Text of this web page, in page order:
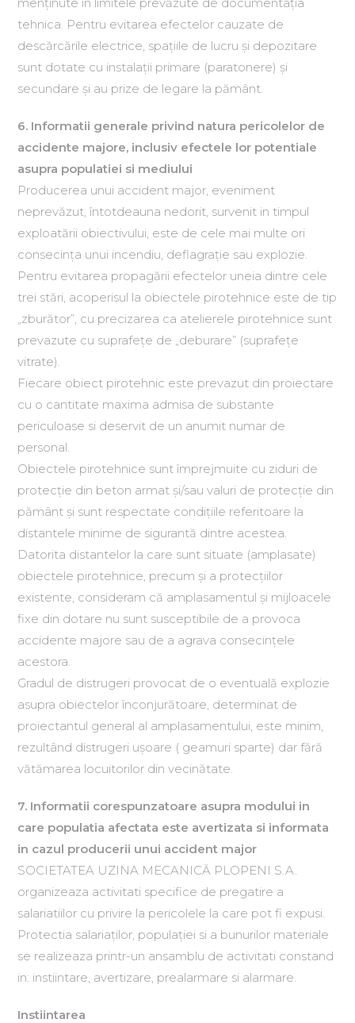
tehnica. Pentru evitarea efectelor cauzate de
descărcările electrice, spaţiile de lucru şi depozitare
sunt dotate cu instalaţii primare (paratonere) şi
secundare şi au prize de legare la pământ.
6. Informatii generale privind natura pericolelor de
accidente majore, inclusiv efectele lor potentiale
asupra populatiei si mediului
Producerea unui accident major, eveniment
neprevăzut, întotdeauna nedorit, survenit in timpul
exploatării obiectivului, este de cele mai multe ori
consecinţa unui incendiu, deflagraţie sau explozie.
Pentru evitarea propagării efectelor uneia dintre cele
trei stări, acoperisul la obiectele pirotehnice este de tip
„zburător”, cu precizarea ca atelierele pirotehnice sunt
prevazute cu suprafeţe de „deburare” (suprafeţe
vitrate).
Fiecare obiect pirotehnic este prevazut din proiectare
cu o cantitate maxima admisa de substante
periculoase si deservit de un anumit numar de
personal.
Obiectele pirotehnice sunt împrejmuite cu ziduri de
protecţie din beton armat şi/sau valuri de protecţie din
pământ şi sunt respectate condiţiile referitoare la
distantele minime de sigurantă dintre acestea.
Datorita distantelor la care sunt situate (amplasate)
obiectele pirotehnice, precum şi a protecţiilor
existente, consideram că amplasamentul şi mijloacele
fixe din dotare nu sunt susceptibile de a provoca
accidente majore sau de a agrava consecinţele
acestora.
Gradul de distrugeri provocat de o eventuală explozie
asupra obiectelor înconjurătoare, determinat de
proiectantul general al amplasamentului, este minim,
rezultând distrugeri uşoare ( geamuri sparte) dar fără
vătămarea locuitorilor din vecinătate.
7. Informatii corespunzatoare asupra modului in
care populatia afectata este avertizata si informata
in cazul producerii unui accident major
SOCIETATEA UZINA MECANICĂ PLOPENI S.A.
organizeaza activitati specifice de pregatire a
salariatiilor cu privire la pericolele la care pot fi expusi.
Protectia salariaţilor, populaţiei si a bunurilor materiale
se realizeaza printr-un ansamblu de activitati constand
in: instiintare, avertizare, prealarmare si alarmare.
Instiintarea